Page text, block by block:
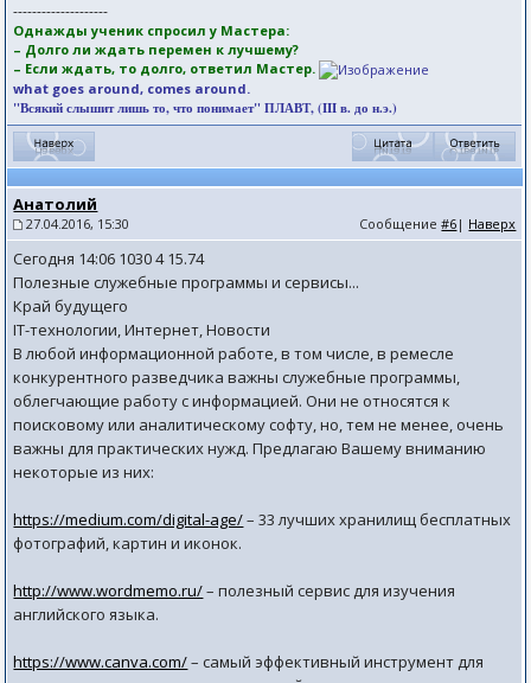
--------------------
Однажды ученик спросил у Мастера:
– Долго ли ждать перемен к лучшему?
– Если ждать, то долго, ответил Мастер.
what goes around, comes around.
"Всякий слышит лишь то, что понимает" ПЛАВТ, (III в. до н.э.)
Анатолий
27.04.2016, 15:30 Сообщение#6 | Наверх
Сегодня 14:06 1030 4 15.74
Полезные служебные программы и сервисы...
Край будущего
IT-технологии, Интернет, Новости
В любой информационной работе, в том числе, в ремесле
конкурентного разведчика важны служебные программы,
облегчающие работу с информацией. Они не относятся к
поисковому или аналитическому софту, но, тем не менее, очень
важны для практических нужд. Предлагаю Вашему вниманию
некоторые из них:
https://medium.com/digital-age/– 33 лучших хранилищ бесплатных
фотографий, картин и иконок.
http://www.wordmemo.ru/– полезный сервис для изучения
английского языка.
https://www.canva.com/– самый эффективный инструмент для